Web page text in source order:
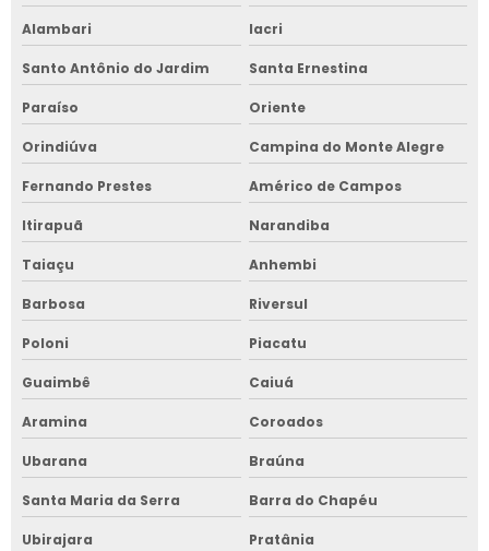
Alambari Iacri
Santo Antônio do Jardim Santa Ernestina
Paraíso Oriente
Orindiúva Campina do Monte Alegre
Fernando Prestes Américo de Campos
Itirapuã Narandiba
Taiaçu Anhembi
Barbosa Riversul
Poloni Piacatu
Guaimbê Caiuá
Aramina Coroados
Ubarana Braúna
Santa Maria da Serra Barra do Chapéu
Ubirajara Pratânia